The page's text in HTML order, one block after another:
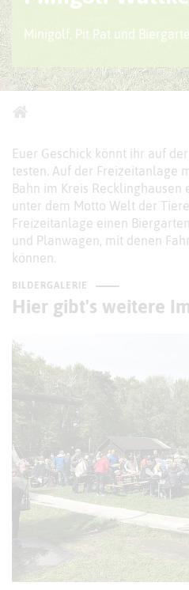
Minigolf, Pit Pat und
Euer Geschick könnt ihr auf
testen. Auf der Freizeitanlage
Bahn im Kreis
unter dem Motto Welt der
Freizeitanlage einen
und Planwagen, mit denen
können.
BILDERGALERIE
Hier gibt's weitere